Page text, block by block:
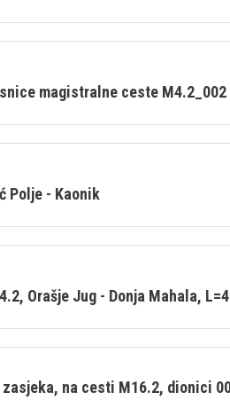
magistralne ceste
Polje - Kaonik
Orašje Jug - Donja Mahala,
na cesti M16.2, dionici